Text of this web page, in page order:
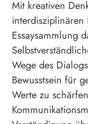
Mit kreativen
interdisziplinären
Essaysammlung
Wege des
Bewusstsein für
Werte zu